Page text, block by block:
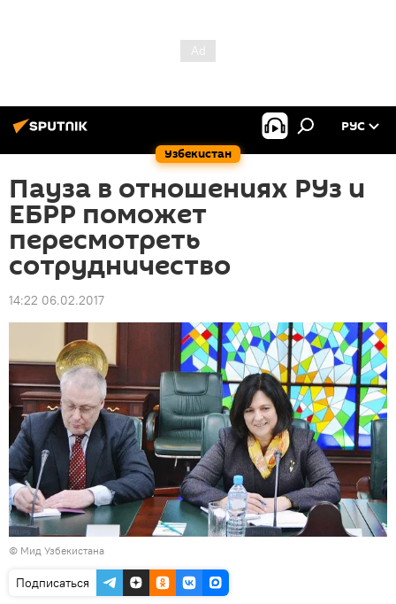
Узбекистан
РУС
Пауза в отношениях РУз и
ЕБРР поможет
пересмотреть
сотрудничество
14:22 06.02.2017
© Мид Узбекистана
Подписаться